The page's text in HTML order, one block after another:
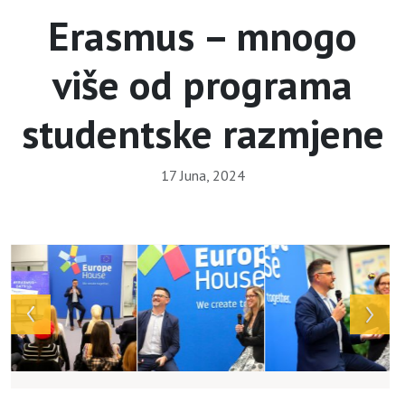
Erasmus – mnogo
više od programa
studentske razmjene
17 Juna, 2024